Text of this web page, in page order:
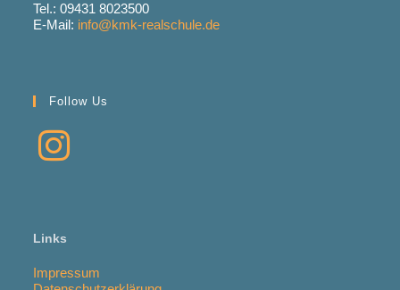
Tel.: 09431 8023500
E-Mail: info@kmk-realschule.de
Follow Us
Links
Impressum